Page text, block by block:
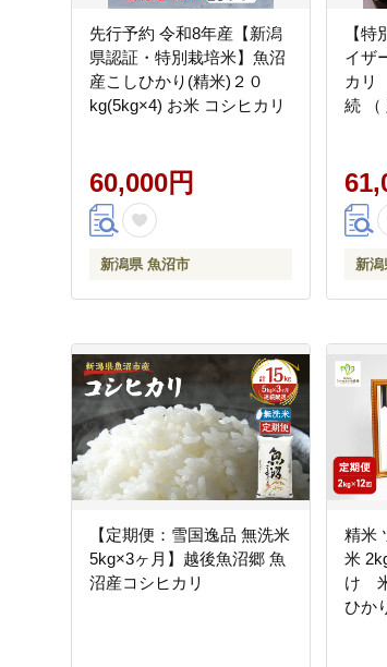
先行予約 令和8年産【新潟
県認証・特別栽培米】魚沼
産こしひかり(精米)２０
kg(5kg×4) お米 コシヒカリ
60,000円
新潟県 魚沼市
【
イザ
カリ
続 （
新潟
【定期便：雪国逸品 無洗米
5kg×3ヶ月】越後魚沼郷 魚
沼産コシヒカリ
精米
米
け
ひか